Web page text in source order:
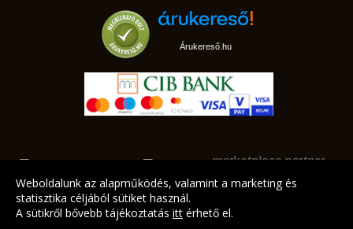
Árukereső.hu
marketplace partner
Weboldalunk az alapműködés, valamint a marketing és
statisztika céljából sütiket használ.
A sütikről bővebb tájékoztatás itt érhető el.